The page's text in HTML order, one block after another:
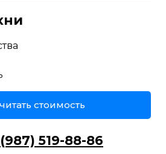
стоимость
519-88-86